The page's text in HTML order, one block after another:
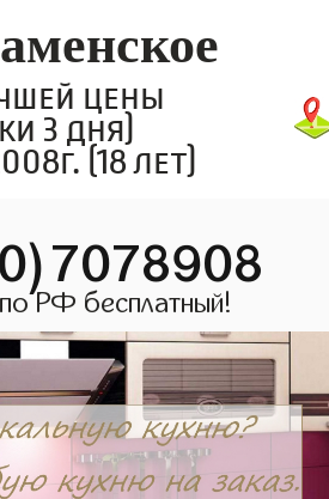
цены
3 дня)
(18 лет)
РФ бесплатный!